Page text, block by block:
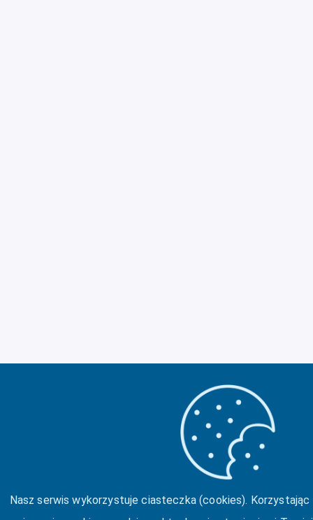
Nasz serwis wykorzystuje ciasteczka (cookies). Korzystając